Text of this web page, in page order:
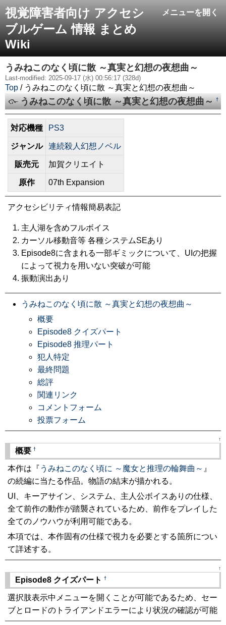
メニューを開く
視覚障害者向け アクセシ
ブルゲーム 情報 まとめ
Wiki
うみねこのなく頃に散 ～真実と幻想の夜想曲～
Last-modified: 2025-09-17 (水) 00:56:17 (328d)
Top / うみねこのなく頃に散 ～真実と幻想の夜想曲～
うみねこのなく頃に散 ～真実と幻想の夜想曲～†
対応機種 PS3
ジャンル 連続殺人幻想ノベル
販売元 加賀クリエイト
原作 07th Expansion
アクセシビリティ情報簡易表記
主人湖を含めフルボイス
カーソル移動音等 各種システムSEあり
Episode8に含まれる一部ギミックについて、UIの把握
によって視力を用いない突破が可能
振動演出あり
うみねこのなく頃に散 ～真実と幻想の夜想曲～
概要
Episode8 クイズパート
Episode8 推理パート
犯人特定
最終問題
総評
関連リンク
コメントフォーム
投票フォーム
↑
概要 †
本作は『 うみねこのなく頃に ～魔女と推理の輪舞曲～ 』
の続編に当たる作品。物語の結末が描かれる。
UI、キーアサイン、システム、主人公ボイスありの仕様、
全て前作の動作が踏襲されているため、前作をプレイした
全てのノウハウが利用可能である。
本項では、本作固有の仕様で視力を必要とする箇所につい
て詳述する。
↑
Episode8 クイズパート †
選択肢表示中メニューを開くことが可能であるため、セー
ブとロードのトライアンドエラーにより状況の確認が可能